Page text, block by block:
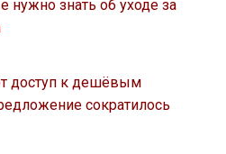
нужно знать об уходе за
доступ к дешёвым
сократилось